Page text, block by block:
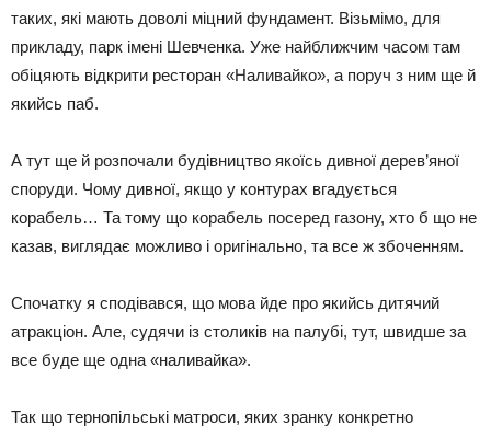
таких, які мають доволі міцний фундамент. Візьмімо, для
прикладу, парк імені Шевченка. Уже найближчим часом там
обіцяють відкрити ресторан «Наливайко», а поруч з ним ще й
якийсь паб.
А тут ще й розпочали будівництво якоїсь дивної дерев’яної
споруди. Чому дивної, якщо у контурах вгадується
корабель… Та тому що корабель посеред газону, хто б що не
казав, виглядає можливо і оригінально, та все ж збоченням.
Спочатку я сподівався, що мова йде про якийсь дитячий
атракціон. Але, судячи із столиків на палубі, тут, швидше за
все буде ще одна «наливайка».
Так що тернопільські матроси, яких зранку конкретно